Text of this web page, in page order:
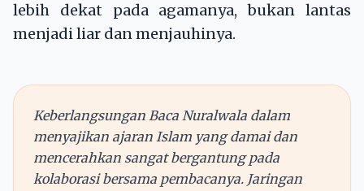
lebih dekat pada agamanya, bukan lantas
menjadi liar dan menjauhinya.
Keberlangsungan Baca Nuralwala dalam
menyajikan ajaran Islam yang damai dan
mencerahkan sangat bergantung pada
kolaborasi bersama pembacanya. Jaringan